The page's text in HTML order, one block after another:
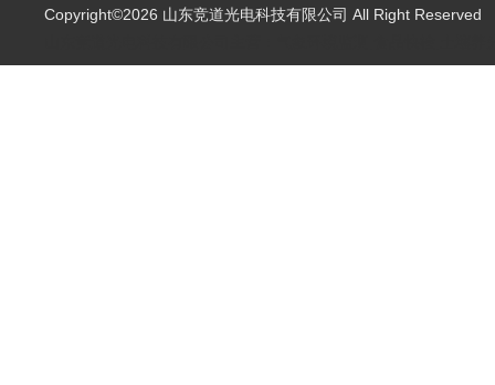
Copyright©2026 山东竞道光电科技有限公司 All Right